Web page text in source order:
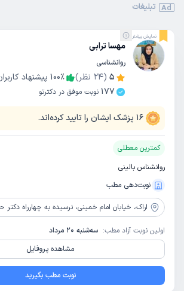
نمایش بیشتر
مهسا ترابی
روانشناسی
5
(
24 نظر) 100٪
پیشنهاد
177 نوبت موفق در دکترتو
16 پزشک ایشان را تایید کرده‌اند.
کمترین معطلی
روانشناس بالینی
نوبت‌دهی مطب
اراک، خیابان امام خمینی، نرسیده به چهارراه دکتر حسابی، ساختمان پزشکان مهر،
اولین نوبت آزاد مطب: سه‌شنبه 20 مرداد
مشاهده پروفایل
نوبت مطب بگیرید
Ad تبلیغات